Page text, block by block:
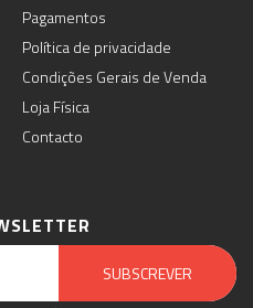
Pagamentos
Política de privacidade
Condições Gerais de Venda
Loja Física
Contacto
SUBSCREVER
Email Marketing by E-goi